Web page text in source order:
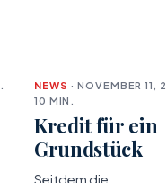
NEWS · NOVEMBER 11,
10 MIN.
Kredit für ein
Grundstück
Seitdem die